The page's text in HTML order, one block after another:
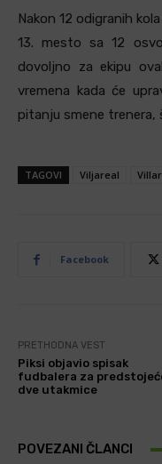
Nakon 12 odigranih
13. mesto sa 12
dovoljno za ekipu
vremena kada će
pitanju smene trenera,
TAGOVI Viljareal
Facebook
PRETHODNA VEST
Piksi objavio spisak
fudbalera za
dve utakmice
POVEZANI ČLANCI